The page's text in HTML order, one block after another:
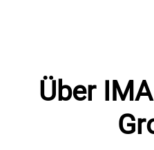
Über